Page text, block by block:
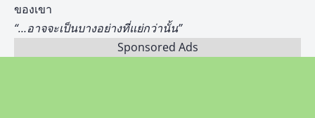
ของเขา
“…อาจจะเป็นบางอย่างที่แย่กว่านั้น”
Sponsored Ads